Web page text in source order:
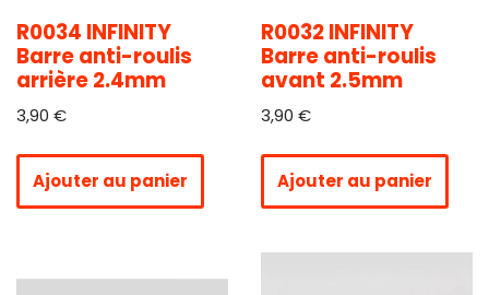
R0034 INFINITY
Barre anti-roulis
arrière 2.4mm
3,90 €
Ajouter au panier
R0032 INFINITY
Barre anti-roulis
avant 2.5mm
3,90 €
Ajouter au panier